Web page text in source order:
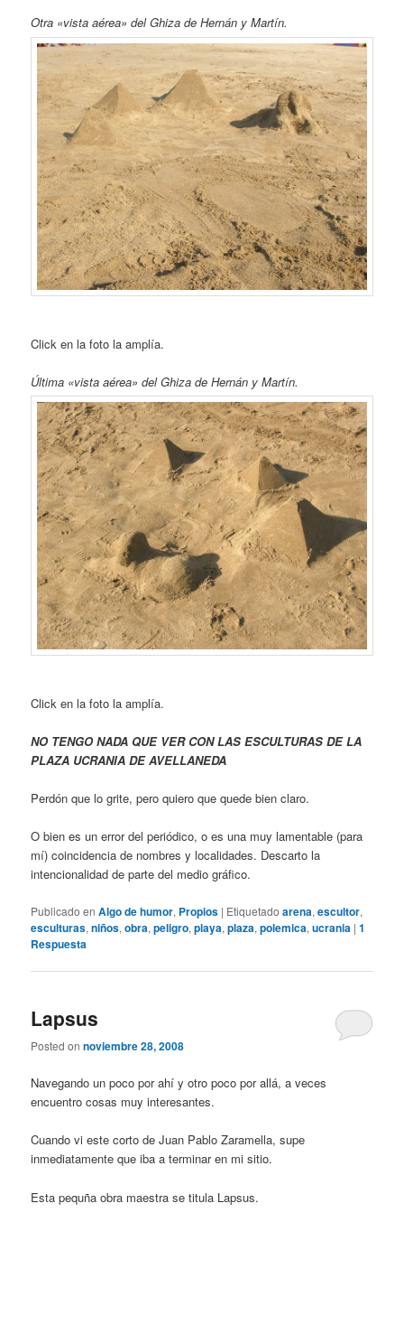
Otra «vista aérea» del Ghiza de Hernán y Martín.
Click en la foto la amplía.
Última «vista aérea» del Ghiza de Hernán y Martín.
Click en la foto la amplía.
NO TENGO NADA QUE VER CON LAS ESCULTURAS DE LA
PLAZA UCRANIA DE AVELLANEDA
Perdón que lo grite, pero quiero que quede bien claro.
O bien es un error del periódico, o es una muy lamentable (para
mí) coincidencia de nombres y localidades. Descarto la
intencionalidad de parte del medio gráfico.
Publicado en Algo de humor, Propios | Etiquetado arena,escultor,
esculturas,niños,obra,peligro,playa,plaza,polemica,ucrania |1
Respuesta
Lapsus
Posted onnoviembre 28, 2008
Navegando un poco por ahí y otro poco por allá, a veces
encuentro cosas muy interesantes.
Cuando vi este corto de Juan Pablo Zaramella, supe
inmediatamente que iba a terminar en mi sitio.
Esta pequña obra maestra se titula Lapsus.